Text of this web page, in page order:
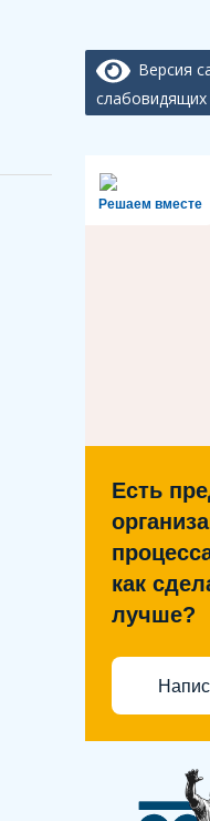
Версия
слабовидящих
Решаем вместе
Есть
как
лучше?